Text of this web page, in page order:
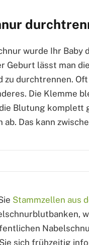
wurde Ihr
Geburt lässt man
zu durchtrennen.
Die Klemme
Blutung
Das kann
Stammzellen aus
sich frühzeitig